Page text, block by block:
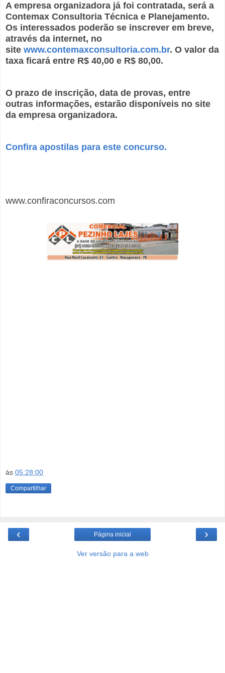
A empresa organizadora já foi contratada, será a
Contemax Consultoria Técnica e Planejamento.
Os interessados poderão se inscrever em breve,
através da internet, no
site www.contemaxconsultoria.com.br. O valor da
taxa ficará entre R$ 40,00 e R$ 80,00.
O prazo de inscrição, data de provas, entre
outras informações, estarão disponíveis no site
da empresa organizadora.
Confira apostilas para este concurso.
www.confiraconcursos.com
às 05:28:00
Compartilhar
‹ ›
Página inicial
Ver versão para a web